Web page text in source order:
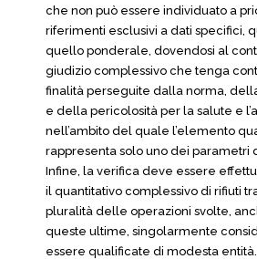
che non può essere individuato a
riferimenti esclusivi a dati specifici,
quello ponderale, dovendosi al
giudizio complessivo che tenga
finalità perseguite dalla norma,
e della pericolosità per la salute e
nell’ambito del quale l’elemento
rappresenta solo uno dei parametri
Infine, la verifica deve essere
il quantitativo complessivo di rifiuti
pluralità delle operazioni svolte,
queste ultime, singolarmente
essere qualificate di modesta